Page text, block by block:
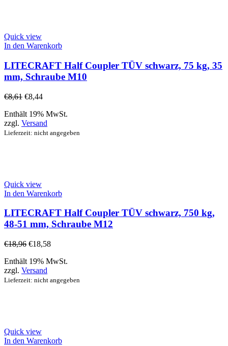
Quick view
In den Warenkorb
LITECRAFT Half Coupler TÜV schwarz, 75 kg, 35
mm, Schraube M10
€8,61 €8,44
Enthält 19% MwSt.
zzgl. Versand
Lieferzeit: nicht angegeben
Quick view
In den Warenkorb
LITECRAFT Half Coupler TÜV schwarz, 750 kg,
48-51 mm, Schraube M12
€18,96 €18,58
Enthält 19% MwSt.
zzgl. Versand
Lieferzeit: nicht angegeben
Quick view
In den Warenkorb